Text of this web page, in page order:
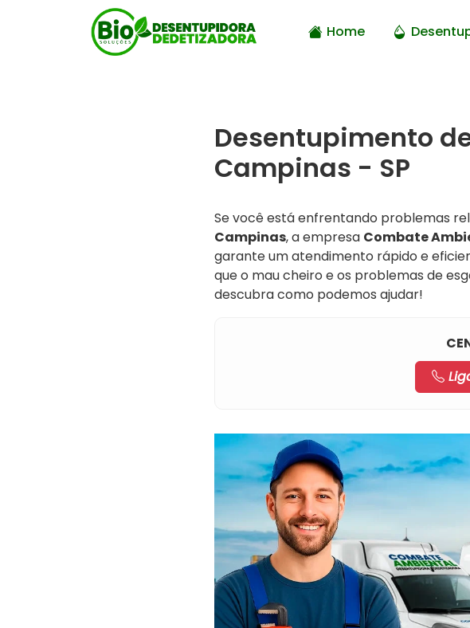
Home
Desentupimento
Campinas - SP
Se você está enfrentando problemas
Campinas, a empresa Combate
garante um atendimento rápido e
que o mau cheiro e os problemas de
descubra como podemos ajudar!